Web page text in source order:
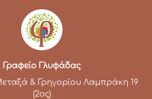
Γραφείο Γλυφάδας
& Γρηγορίου Λαμπράκη 19
(2ος)